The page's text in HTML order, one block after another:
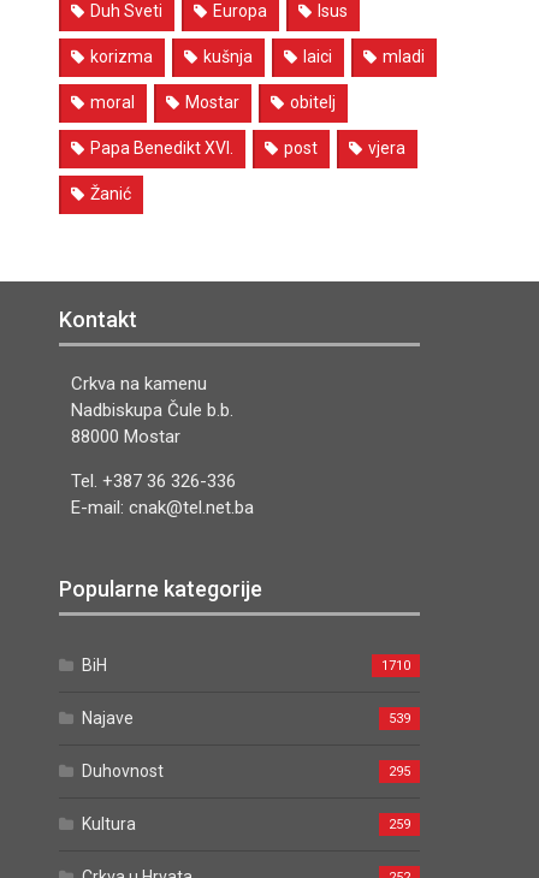
Duh Sveti Europa Isus
korizma kušnja laici mladi
moral Mostar obitelj
Papa Benedikt XVI. post vjera
Žanić
Kontakt
Crkva na kamenu
Nadbiskupa Čule b.b.
88000 Mostar
Tel. +387 36 326-336
E-mail: cnak@tel.net.ba
Popularne kategorije
BiH 1710
Najave 539
Duhovnost 295
Kultura 259